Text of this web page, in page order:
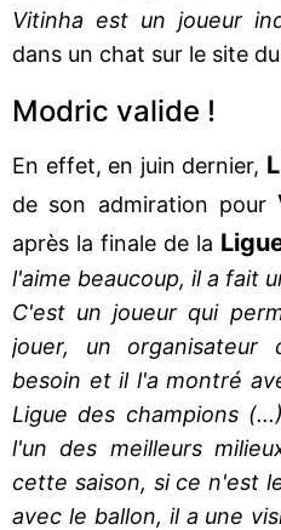
Vitinha est un joueur
dans un chat sur le site du
Modric valide !
En effet, en juin dernier,
de son admiration pour
après la finale de la
l'aime beaucoup, il a fait
C'est un joueur qui
jouer, un organisateur
besoin et il l'a montré
Ligue des champions
l'un des meilleurs
cette saison, si ce n'est
avec le ballon, il a une